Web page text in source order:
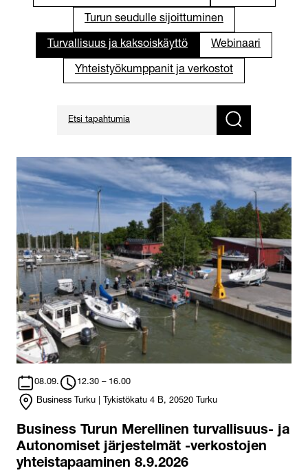
Turun seudulle sijoittuminen
Turvallisuus ja kaksoiskäyttö Webinaari
Yhteistyökumppanit ja verkostot
08.09. 12.30 – 16.00
Business Turku | Tykistökatu 4 B, 20520 Turku
Business Turun Merellinen turvallisuus- ja
Autonomiset järjestelmät -verkostojen
yhteistapaaminen 8.9.2026